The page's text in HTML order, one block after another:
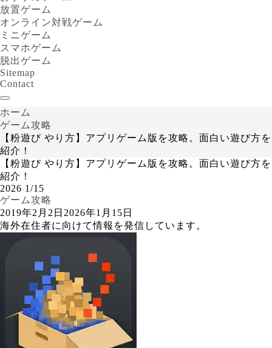
放置ゲーム
オンライン対戦ゲーム
ミニゲーム
スマホゲーム
脱出ゲーム
Sitemap
Contact
ホーム
ゲーム攻略
【粉遊び やり方】アプリゲーム版を攻略。面白い遊び方を
紹介！
【粉遊び やり方】アプリゲーム版を攻略。面白い遊び方を
紹介！
2026 1/15
ゲーム攻略
2019年2月2日 2026年1月15日
海外在住者に向けて情報を発信しています。